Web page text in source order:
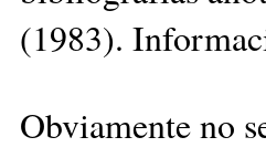
(1983).
Obviamente no